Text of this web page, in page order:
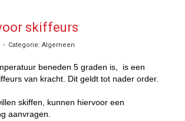
skiffeurs
- Categorie: Algemeen
beneden 5 graden is, is een
van kracht. Dit geldt tot nader order.
skiffen, kunnen hiervoor een
aanvragen.